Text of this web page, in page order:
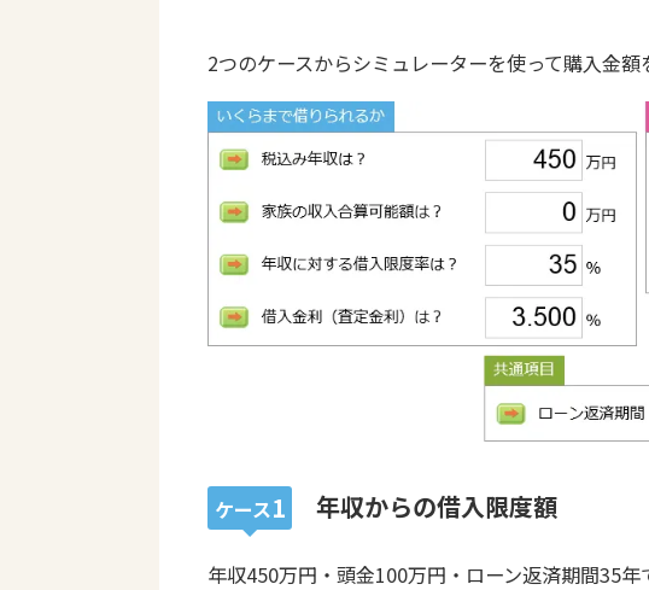
2つのケースからシミュレーターを使って購入金額
ケース1 年収からの借入限度額
年収450万円・頭金100万円・ローン返済期間35年